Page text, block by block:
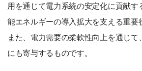
用を通じて電力系統の安定化に貢献す
能エネルギーの導入拡大を支える重要
また、電力需要の柔軟性向上を通じて
にも寄与するものです。